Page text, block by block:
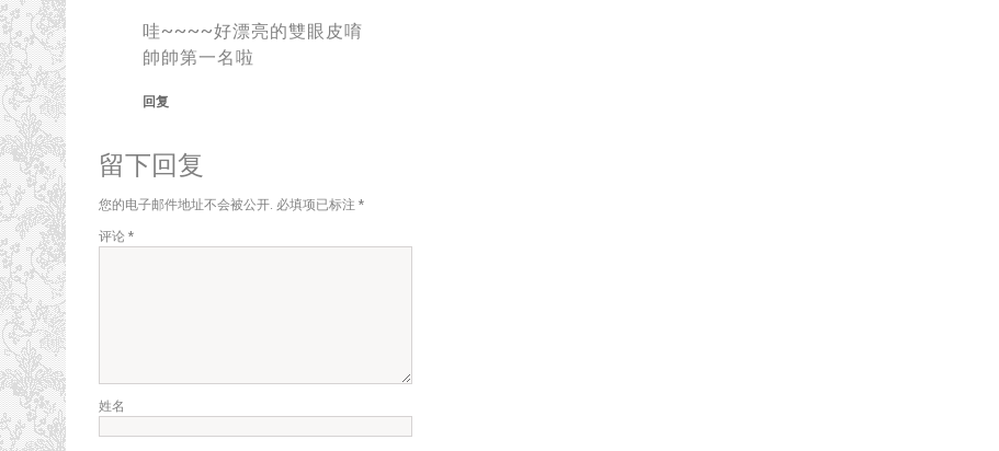
哇~~~~好漂亮的雙眼皮唷
帥帥第一名啦
回复
留下回复
您的电子邮件地址不会被公开. 必填项已标注 *
评论 *
姓名